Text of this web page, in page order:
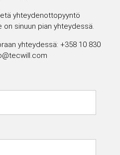
yhteydenottopyyntö
on sinuun pian yhteydessä.
yhteydessä: +358 10 830